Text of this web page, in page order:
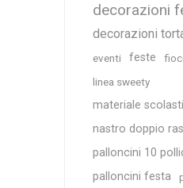
decorazioni
decorazioni
eventi
feste
linea sweety
materiale
nastro doppio
palloncini 10
palloncini festa